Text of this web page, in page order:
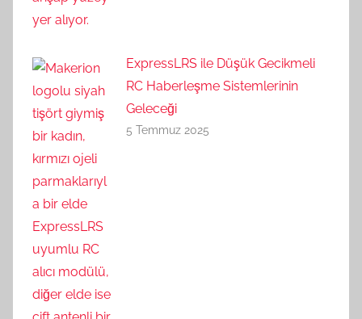
ExpressLRS ile Düşük Gecikmeli
RC Haberleşme Sistemlerinin
Geleceği
5 Temmuz 2025